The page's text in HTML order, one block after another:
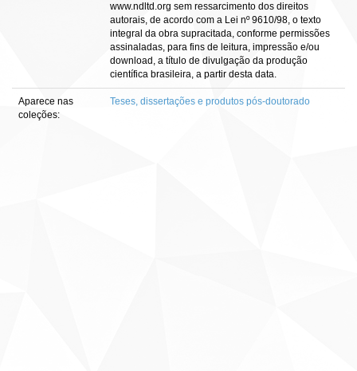
www.ndltd.org sem ressarcimento dos direitos
autorais, de acordo com a Lei nº 9610/98, o texto
integral da obra supracitada, conforme permissões
assinaladas, para fins de leitura, impressão e/ou
download, a título de divulgação da produção
científica brasileira, a partir desta data.
Aparece nas
coleções:
Teses, dissertações e produtos pós-doutorado